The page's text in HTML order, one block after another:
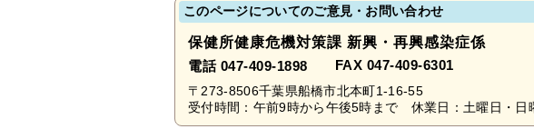
このページについてのご意見・お問い合わせ
保健所健康危機対策課 新興・再興感染症係
電話 047-409-1898 FAX 047-409-6301
〒273-8506千葉県船橋市北本町1-16-55
受付時間：午前9時から午後5時まで 休業日：土曜日・日